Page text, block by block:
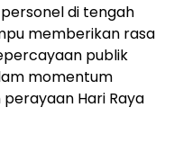
di tengah
memberikan rasa
publik
momentum
Hari Raya